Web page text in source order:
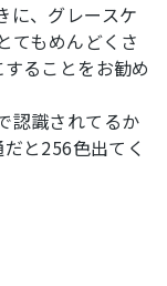
に、グレースケ
てもめんどくさ
ることをお勧め
認識されてるか
と256色出てく